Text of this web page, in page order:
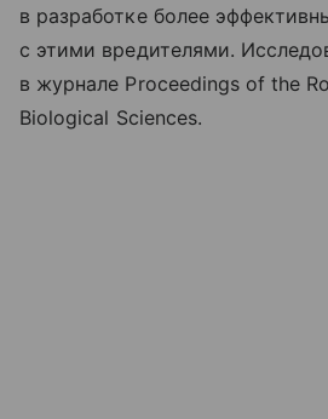
в разработке более
с этими вредителями.
в журнале Proceedings of the
Biological Sciences.